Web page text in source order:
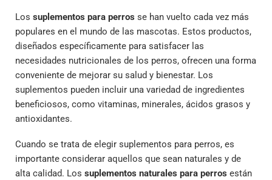
Los suplementos para perros se han vuelto cada vez más
populares en el mundo de las mascotas. Estos productos,
diseñados específicamente para satisfacer las
necesidades nutricionales de los perros, ofrecen una forma
conveniente de mejorar su salud y bienestar. Los
suplementos pueden incluir una variedad de ingredientes
beneficiosos, como vitaminas, minerales, ácidos grasos y
antioxidantes.
Cuando se trata de elegir suplementos para perros, es
importante considerar aquellos que sean naturales y de
alta calidad. Los suplementos naturales para perros están